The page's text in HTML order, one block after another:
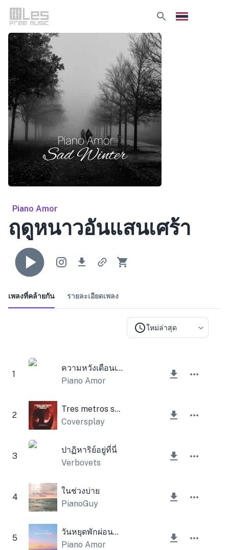
Piano Amor
ฤดูหนาวอันแสนเศร้า
เพลงที่คล้ายกัน รายละเอียดเพลง
ใหม่ล่าสุด
1
ความหวังเดือนเมษายน
Piano Amor
2
Tres metros sobre el cielo
Coversplay
3
ปาฏิหาริย์อยู่ที่นี่
Verbovets
4
ในช่วงบ่าย
PianoGuy
5
วันหยุดพักผ่อนอันแสนหวาน
Piano Amor